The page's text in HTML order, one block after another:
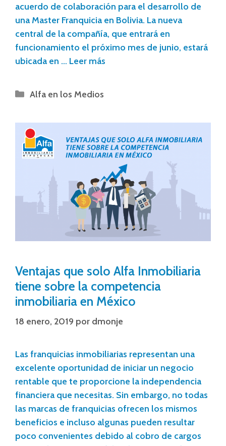
acuerdo de colaboración para el desarrollo de
una Master Franquicia en Bolivia. La nueva
central de la compañía, que entrará en
funcionamiento el próximo mes de junio, estará
ubicada en … Leer más
Alfa en los Medios
Ventajas que solo Alfa Inmobiliaria
tiene sobre la competencia
inmobiliaria en México
18 enero, 2019 por dmonje
Las franquicias inmobiliarias representan una
excelente oportunidad de iniciar un negocio
rentable que te proporcione la independencia
financiera que necesitas. Sin embargo, no todas
las marcas de franquicias ofrecen los mismos
beneficios e incluso algunas pueden resultar
poco convenientes debido al cobro de cargos